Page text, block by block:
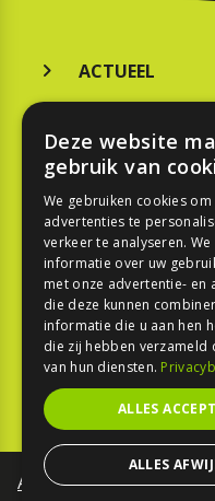
ACTUEEL
KOOPGIDS
TESTEN
SPORT
REPORTAGE
TOUREN
NIEUWSBRIEF
Algemene voorwaarden
Deze website
gebruik van
We gebruiken cookies
advertenties te
verkeer te analyseren.
informatie over uw
met onze advertentie- en
die deze kunnen
informatie die u aan hen
die zij hebben verzameld
van hun diensten.
ALLES
ALLES